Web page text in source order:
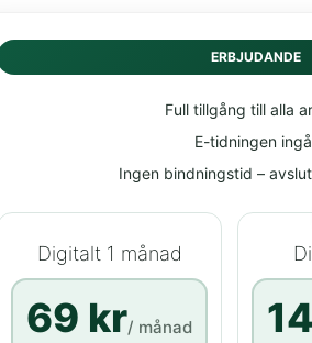
ERBJUDANDE
Full tillgång till alla
E-tidningen
Ingen bindningstid –
Digitalt 1 månad
69 kr/ månad